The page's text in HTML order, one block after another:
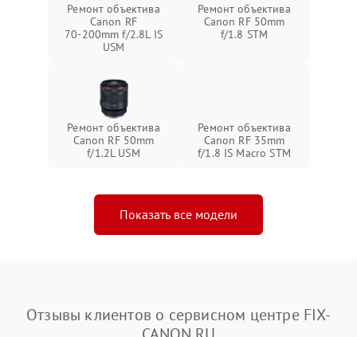
Ремонт объектива
Canon RF
70‑200mm f/2.8L IS
USM
Ремонт объектива
Canon RF 50mm
f/1.8 STM
Ремонт объектива
Canon RF 50mm
f/1.2L USM
Ремонт объектива
Canon RF 35mm
f/1.8 IS Macro STM
Показать все модели
Отзывы клиентов о сервисном центре FIX-